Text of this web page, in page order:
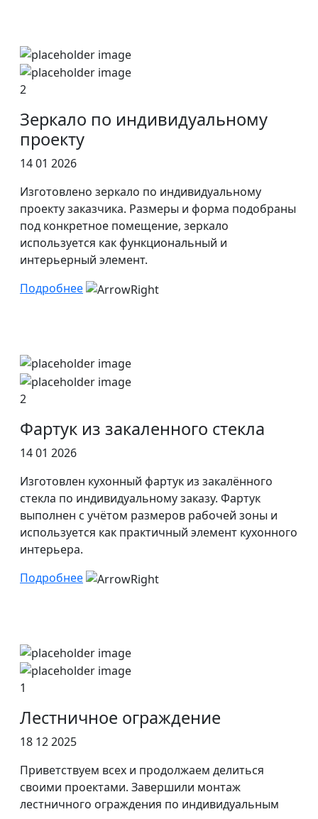
2
Зеркало по индивидуальному
проекту
14 01 2026
Изготовлено зеркало по индивидуальному
проекту заказчика. Размеры и форма подобраны
под конкретное помещение, зеркало
используется как функциональный и
интерьерный элемент.
Подробнее
2
Фартук из закаленного стекла
14 01 2026
Изготовлен кухонный фартук из закалённого
стекла по индивидуальному заказу. Фартук
выполнен с учётом размеров рабочей зоны и
используется как практичный элемент кухонного
интерьера.
Подробнее
1
Лестничное ограждение
18 12 2025
Приветствуем всех и продолжаем делиться
своими проектами. Завершили монтаж
лестничного ограждения по индивидуальным